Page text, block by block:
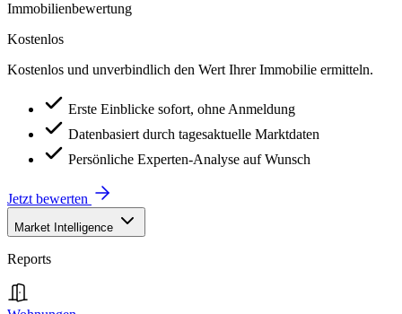
Immobilienbewertung
Kostenlos
Kostenlos und unverbindlich den Wert Ihrer Immobilie ermitteln.
Erste Einblicke sofort, ohne Anmeldung
Datenbasiert durch tagesaktuelle Marktdaten
Persönliche Experten-Analyse auf Wunsch
Jetzt bewerten
Market Intelligence
Reports